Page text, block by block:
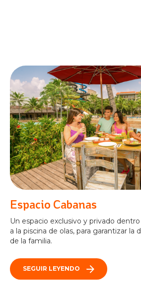
Espacio Cabanas
Un espacio exclusivo y privado
a la piscina de olas, para garantizar la
de la familia.
SEGUIR LEYENDO